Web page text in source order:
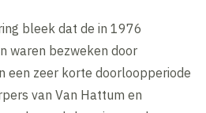
bleek dat de in 1976
waren bezweken door
een zeer korte doorloopperiode
van Van Hattum en